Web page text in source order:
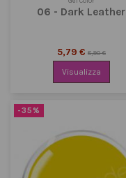
06 - Dark Leather
5,79 € 8,90 €
Visualizza
-35%